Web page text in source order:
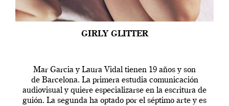
GIRLY GLITTER
Mar Garcia y Laura Vidal tienen 19 años y son
de Barcelona. La primera estudia comunicación
audiovisual y quiere especializarse en la escritura de
guión. La segunda ha optado por el séptimo arte y es